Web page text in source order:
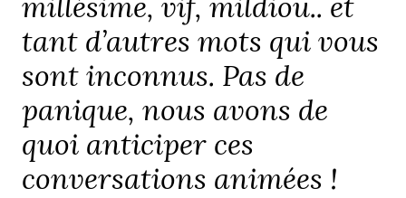
tant d’autres mots qui vous
sont inconnus. Pas de
panique, nous avons de
quoi anticiper ces
conversations animées !